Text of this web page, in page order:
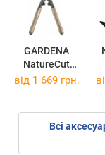
GARDENA
NatureCut
12300-20
від 1 669 грн.
Всі